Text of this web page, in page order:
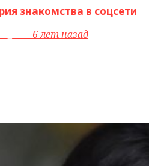
знакомства в соцсети
6 лет назад